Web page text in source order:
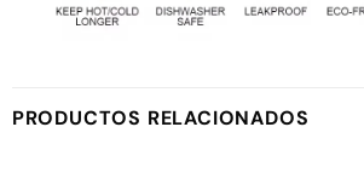
PRODUCTOS RELACIONADOS